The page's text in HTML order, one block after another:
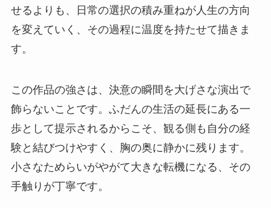
せるよりも、日常の選択の積み重ねが人生の方向
を変えていく、その過程に温度を持たせて描きま
す。
この作品の強さは、決意の瞬間を大げさな演出で
飾らないことです。ふだんの生活の延長にある一
歩として提示されるからこそ、観る側も自分の経
験と結びつけやすく、胸の奥に静かに残ります。
小さなためらいがやがて大きな転機になる、その
手触りが丁寧です。